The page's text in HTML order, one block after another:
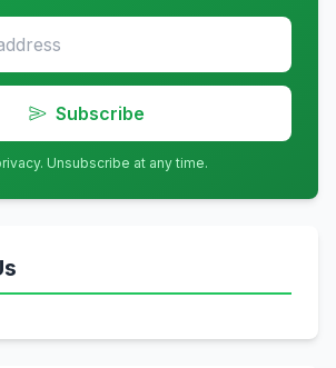
Subscribe
Unsubscribe at any time.